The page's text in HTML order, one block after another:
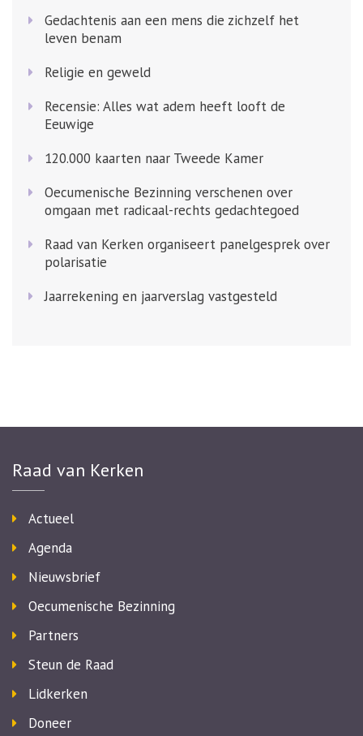
Gedachtenis aan een mens die zichzelf het
leven benam
Religie en geweld
Recensie: Alles wat adem heeft looft de
Eeuwige
120.000 kaarten naar Tweede Kamer
Oecumenische Bezinning verschenen over
omgaan met radicaal-rechts gedachtegoed
Raad van Kerken organiseert panelgesprek over
polarisatie
Jaarrekening en jaarverslag vastgesteld
Raad van Kerken
Actueel
Agenda
Nieuwsbrief
Oecumenische Bezinning
Partners
Steun de Raad
Lidkerken
Doneer